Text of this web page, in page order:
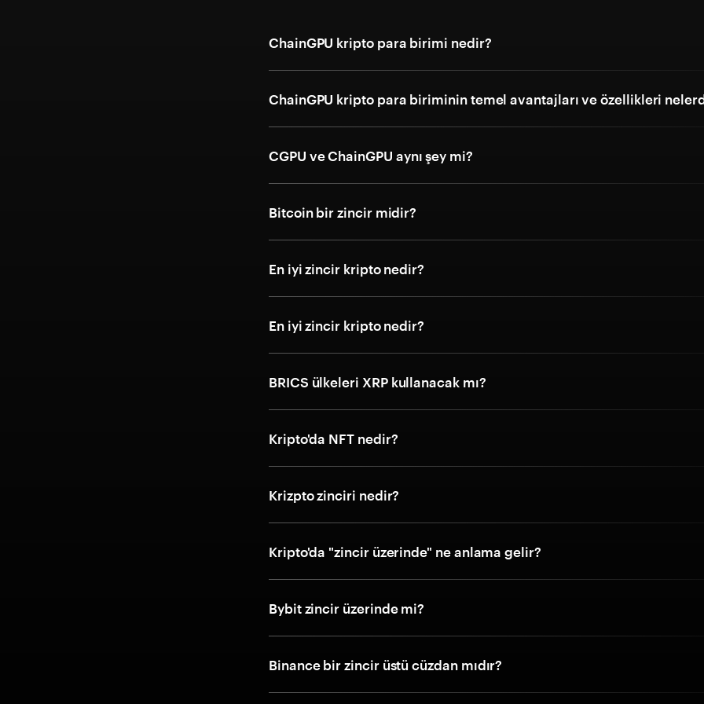
ChainGPU kripto para birimi nedir?
ChainGPU kripto para biriminin temel avantajları ve özellikleri
CGPU ve ChainGPU aynı şey mi?
Bitcoin bir zincir midir?
En iyi zincir kripto nedir?
En iyi zincir kripto nedir?
BRICS ülkeleri XRP kullanacak mı?
Kripto'da NFT nedir?
Krizpto zinciri nedir?
Kripto'da "zincir üzerinde" ne anlama gelir?
Bybit zincir üzerinde mi?
Binance bir zincir üstü cüzdan mıdır?